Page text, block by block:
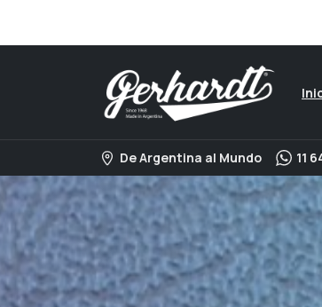
De Argentina al Mundo 11